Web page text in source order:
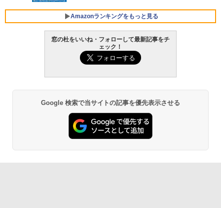
Core i5/16GB/SSD 512GB/ホワイト) FM
VWK3E15W_AZ
￥139,880
Amazonランキングをもっと見る
Amazon Kindle - 目に優しい、かさばら
ない、大きな画面で読みやすい、6週間持
し
￥16,980
Kindle Paperwhite シグニチャーエディ
窓の杜をいいね・フォローして最新記事をチ
ェック！
Google 検索で当サイトの記事を優先表示させる